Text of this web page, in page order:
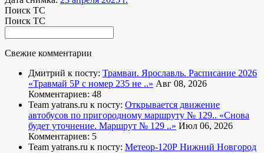
Поиск ТС
Поиск ТС
Свежие комментарии
Дмитрий к посту: Трамваи. Ярославль. Расписание 2026
«Травмай 5Р с номер 235 не ..» Авг 08, 2026
Комментариев: 48
Team yatrans.ru к посту: Открывается движение
автобусов по пригородному маршруту № 129.. «Снова
будет уточнение. Маршрут № 129 ..» Июл 06, 2026
Комментариев: 5
Team yatrans.ru к посту: Метеор-120Р Нижний Новгород